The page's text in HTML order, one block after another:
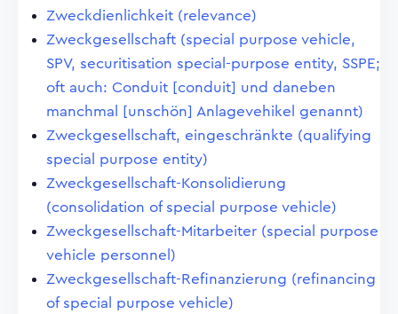
Zweckdienlichkeit (relevance)
Zweckgesellschaft (special purpose vehicle,
SPV, securitisation special-purpose entity, SSPE;
oft auch: Conduit [conduit] und daneben
manchmal [unschön] Anlagevehikel genannt)
Zweckgesellschaft, eingeschränkte (qualifying
special purpose entity)
Zweckgesellschaft-Konsolidierung
(consolidation of special purpose vehicle)
Zweckgesellschaft-Mitarbeiter (special purpose
vehicle personnel)
Zweckgesellschaft-Refinanzierung (refinancing
of special purpose vehicle)